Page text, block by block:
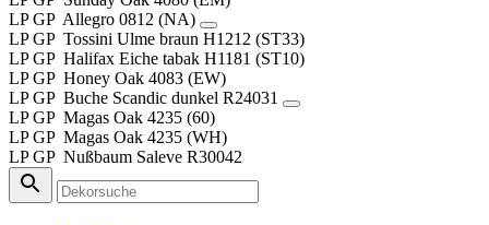
LP GP Allegro 0812 (NA)
LP GP Tossini Ulme braun H1212 (ST33)
LP GP Halifax Eiche tabak H1181 (ST10)
LP GP Honey Oak 4083 (EW)
LP GP Buche Scandic dunkel R24031
LP GP Magas Oak 4235 (60)
LP GP Magas Oak 4235 (WH)
LP GP Nußbaum Saleve R30042